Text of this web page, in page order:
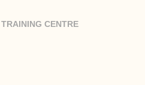
CENTRE